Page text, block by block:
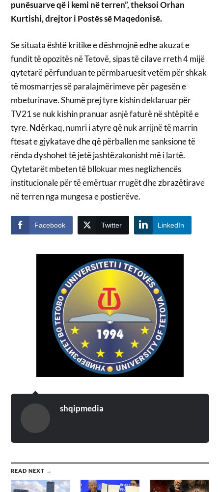
punësuarve që i kemi në terren”, theksoi Orhan
Kurtishi, drejtor i Postës së Maqedonisë.
Se situata është kritike e dëshmojnë edhe akuzat e
fundit të opozitës në Tetovë, sipas të cilave rreth 4 mijë
qytetarë përfunduan te përmbaruesit vetëm për shkak
të mosmarrjes së paralajmërimeve për pagesën e
mbeturinave. Shumë prej tyre kishin deklaruar për
TV21 se nuk kishin pranuar asnjë faturë në shtëpitë e
tyre. Ndërkaq, numri i atyre që nuk arrijnë të marrin
ftesat e gjykatave dhe që përballen me sanksione të
rënda dyshohet të jetë jashtëzakonisht më i lartë.
Qytetarët mbeten të bllokuar mes neglizhencës
institucionale për të emërtuar rrugët dhe zbrazëtirave
në terren nga mungesa e postierëve.
Facebook Twitter LinkedIn
shqipmedia
READ NEXT →